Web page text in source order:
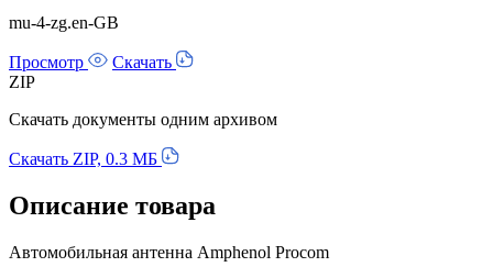
mu-4-zg.en-GB
Просмотр
Скачать
ZIP
Скачать документы одним архивом
Скачать ZIP, 0.3 МБ
Описание товара
Автомобильная антенна Amphenol Procom